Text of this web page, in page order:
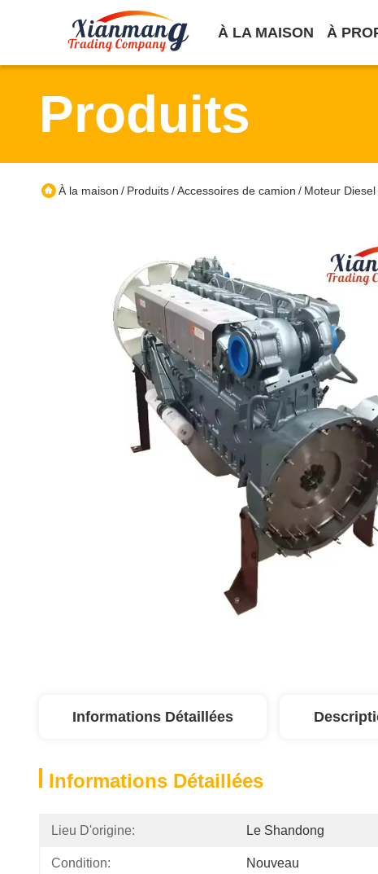
À LA MAISON À
Produits
À la maison / Produits/Accessoires de camion / Moteur
Informations Détaillées
Informations Détaillées
Lieu D'origine: Le Shandong
Condition: Nouveau